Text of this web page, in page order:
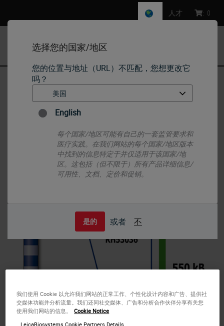
选择您的国家/地区
您的位置与地址（URL）不匹配，您想更改它
吗？
English
每个国家/地区可能有自己的一套监管要求和
医疗实践。在我们网站的每个国家/地区版本
中找到的信息特定于并仅适用于该国家/地
区。这包括（但不限于）所有产品详细信息/
可用性、文档、定价和促销。
是的 或者 不
人才 : 0
IHC & ISH •
•
RUO - ETV6 Break (12p13)
我们使用 Cookie 以允许我们网站的正常工作、个性化设计内容和广告、提供社
交媒体功能并分析流量。我们还同社交媒体、广告和分析合作伙伴分享有关您
使用我们网站的信息。
Cookie Notice
LeicaBiosystems Cookie Partners Details